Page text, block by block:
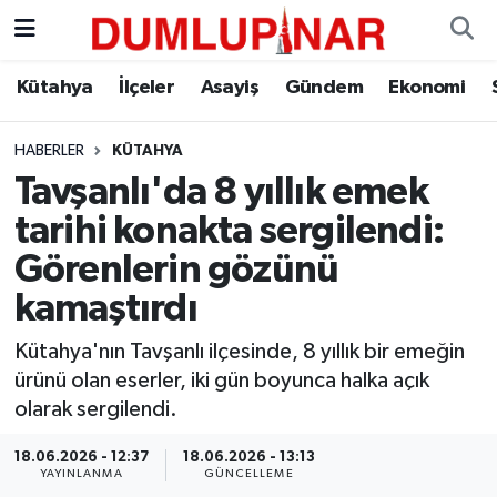
Kütahya İlçeler Asayiş Gündem Ekonomi
HABERLER KÜTAHYA
Tavşanlı'da 8 yıllık emek
tarihi konakta sergilendi:
Görenlerin gözünü
kamaştırdı
Kütahya'nın Tavşanlı ilçesinde, 8 yıllık bir emeğin
ürünü olan eserler, iki gün boyunca halka açık
olarak sergilendi.
18.06.2026 - 12:37
YAYINLANMA
18.06.2026 - 13:13
GÜNCELLEME
Asayiş
Diğer
Dünya
Eğitim
Ekonomi
Eleman
Emlak
Gündem
Kütahya Hava Durumu
Kütahya Trafik Yoğunluk Haritası
Süper Lig Puan Durumu ve Fikstür
Tüm Manşetler
Son Dakika Haberleri
Haber Arşivi